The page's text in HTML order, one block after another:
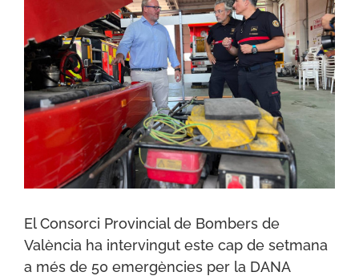
El Consorci Provincial de Bombers de
València ha intervingut este cap de setmana
a més de 50 emergències per la DANA